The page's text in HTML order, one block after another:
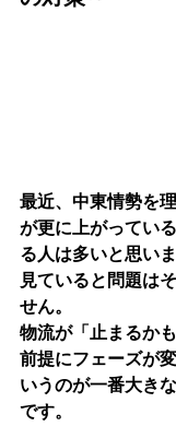
最近、中東情勢を
が更に上がってい
る人は多いと思い
見ていると問題は
せん。
物流が「止まるか
前提にフェーズが
いうのが一番大き
です。